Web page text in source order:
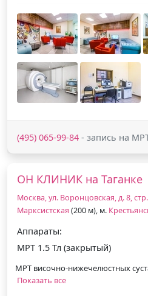
(495) 065-99-84 - запись на
ОН КЛИНИК на Таганке
Москва, ул. Воронцовская, д. 8,
Марксистская (200 м), м.
Аппараты:
МРТ 1.5 Тл (закрытый)
МРТ височно-нижечелюстных
Показать все